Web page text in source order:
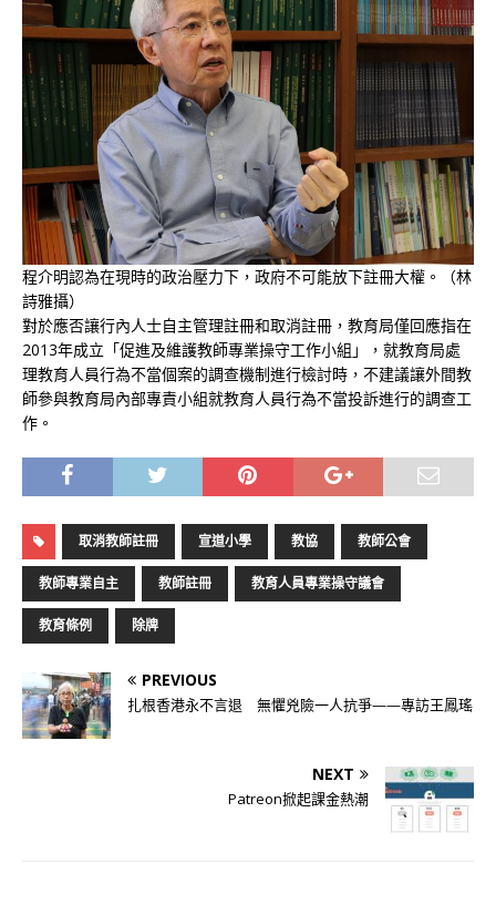
程介明認為在現時的政治壓力下，政府不可能放下註冊大權。（林
詩雅攝）
對於應否讓行內人士自主管理註冊和取消註冊，教育局僅回應指在
2013年成立「促進及維護教師專業操守工作小組」，就教育局處
理教育人員行為不當個案的調查機制進行檢討時，不建議讓外間教
師參與教育局內部專責小組就教育人員行為不當投訴進行的調查工
作。
取消教師註冊 宣道小學 教協 教師公會
教師專業自主 教師註冊 教育人員專業操守議會
教育條例 除牌
PREVIOUS
扎根香港永不言退 無懼兇險一人抗爭——專訪王鳳瑤
NEXT
Patreon掀起課金熱潮